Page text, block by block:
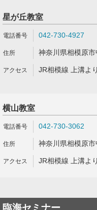
星が丘教室
042-730-4927
神奈川県相模原
JR相模線 上溝よ
横山教室
042-730-3062
神奈川県相模原
JR相模線 上溝よ
臨海セミナー